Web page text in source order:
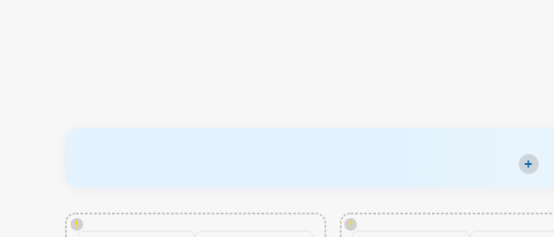
+
!
!